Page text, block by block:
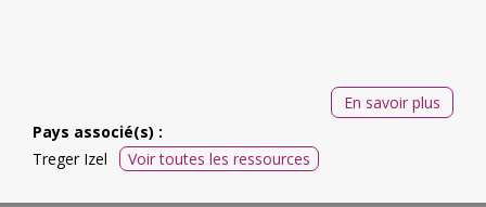
En savoir plus
Pays associé(s) :
Treger Izel
Voir toutes les ressources